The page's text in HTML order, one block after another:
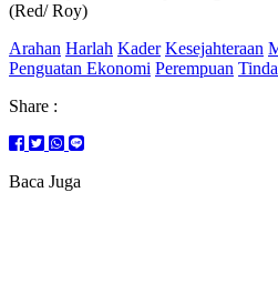
(Red/ Roy)
Arahan Harlah Kader Kesejahteraan
Penguatan Ekonomi Perempuan
Share :
Baca Juga